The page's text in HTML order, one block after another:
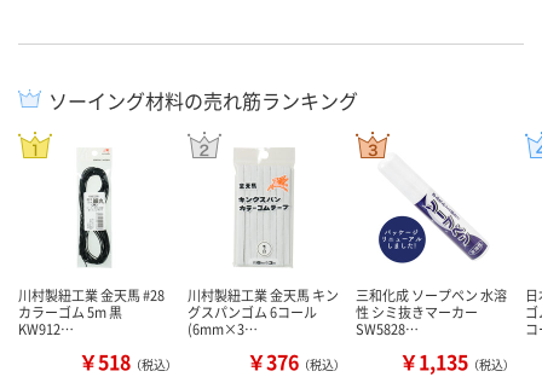
ソーイング材料の売れ筋ランキング
川村製紐工業 金天馬 #28
カラーゴム 5m 黒
KW912…
￥518 （税込）
川村製紐工業 金天馬 キン
グスパンゴム 6コール
(6mm×3…
￥376 （税込）
三和化成 ソープペン 水溶
性 シミ抜きマーカー
SW5828…
￥1,135 （税込）